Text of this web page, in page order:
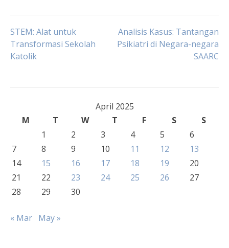
Post
navigation
STEM: Alat untuk
Transformasi Sekolah
Katolik
Analisis Kasus: Tantangan
Psikiatri di Negara-negara
SAARC
April 2025
M
T W T F S
S
1
2 3 4 5
6
7
8 9 10 11 12
13
14
15 16 17 18 19
20
21
22 23 24 25 26
27
28
29 30
« Mar May »